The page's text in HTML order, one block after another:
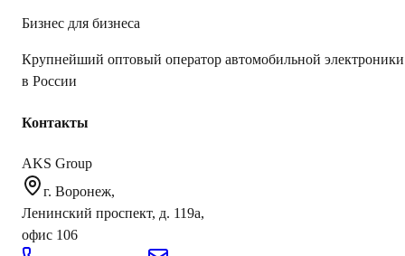
Бизнес для бизнеса
Крупнейший оптовый оператор автомобильной электроники
в России
Контакты
AKS Group
г. Воронеж,
Ленинский проспект, д. 119а,
офис 106